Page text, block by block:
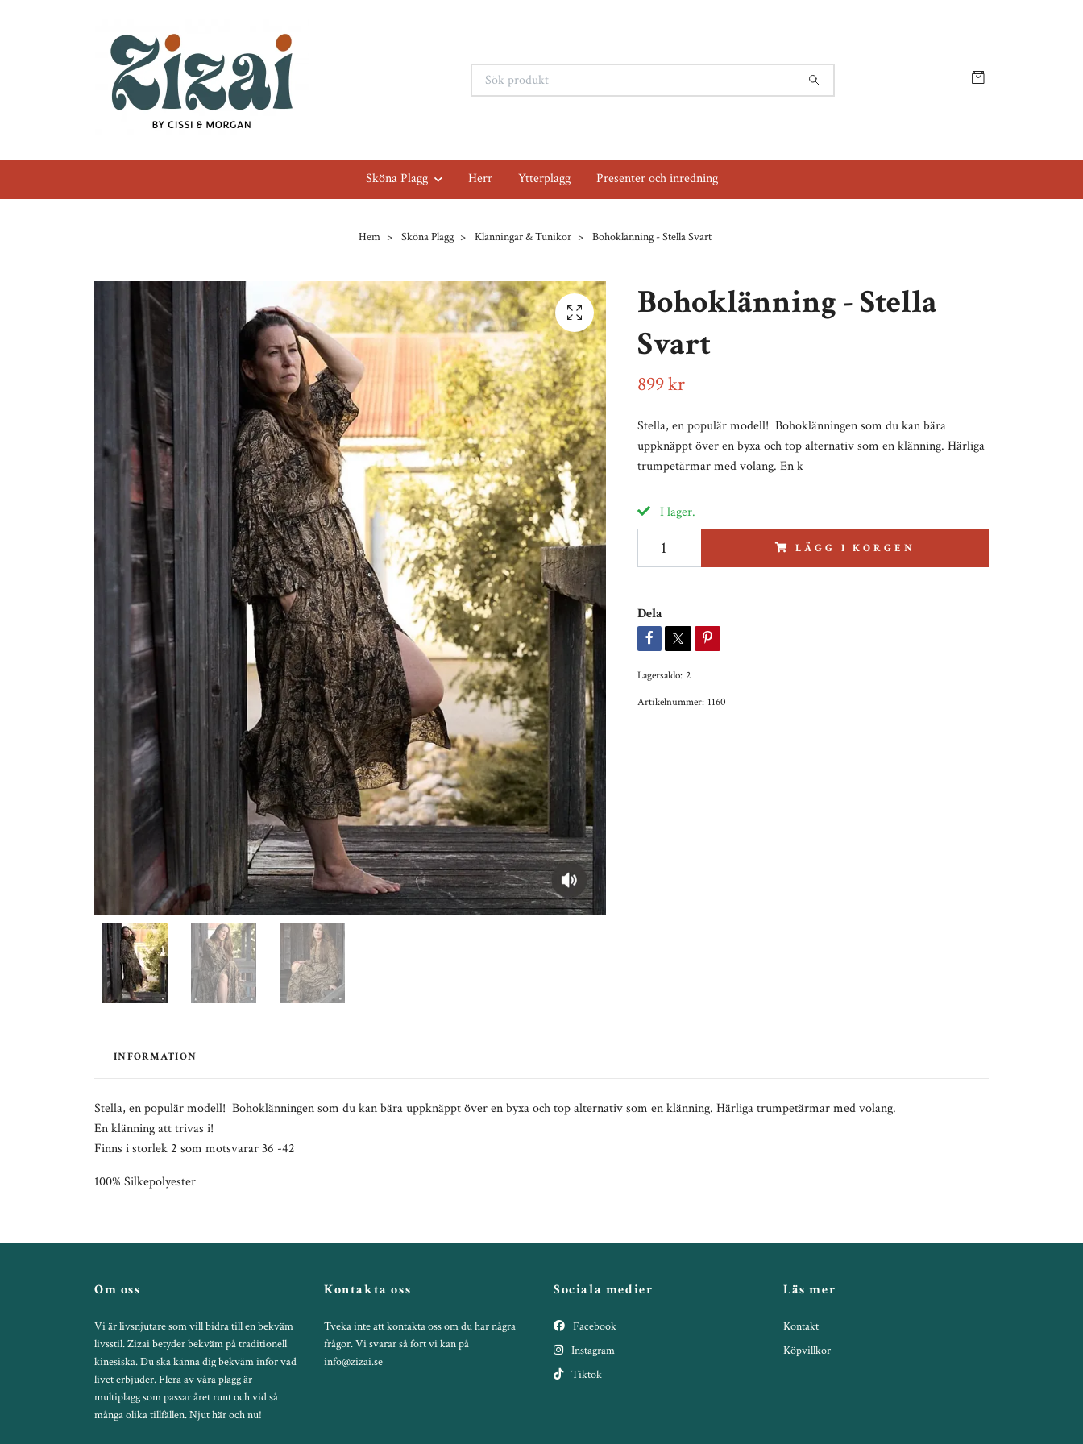
Sköna Plagg Herr Ytterplagg Presenter och inredning
Hem Sköna Plagg Klänningar & Tunikor Bohoklänning - Stella Svart
Bohoklänning - Stella
Svart
899 kr
Stella, en populär modell! Bohoklänningen som du kan bära
uppknäppt över en byxa och top alternativ som en klänning. Härliga
trumpetärmar med volang. En k
I lager.
LÄGG I KORGEN
Dela
Lagersaldo: 2
Artikelnummer: 1160
INFORMATION
Stella, en populär modell! Bohoklänningen som du kan bära uppknäppt över en byxa och top alternativ som en klänning. Härliga trumpetärmar med volang.
En klänning att trivas i!
Finns i storlek 2 som motsvarar 36 -42
100% Silkepolyester
Om oss
Vi är livsnjutare som vill bidra till en bekväm
livsstil. Zizai betyder bekväm på traditionell
kinesiska. Du ska känna dig bekväm inför vad
livet erbjuder. Flera av våra plagg är
multiplagg som passar året runt och vid så
många olika tillfällen. Njut här och nu!
Kontakta oss
Tveka inte att kontakta oss om du har några
frågor. Vi svarar så fort vi kan på
info@zizai.se
Sociala medier
Facebook
Instagram
Tiktok
Läs mer
Kontakt
Köpvillkor